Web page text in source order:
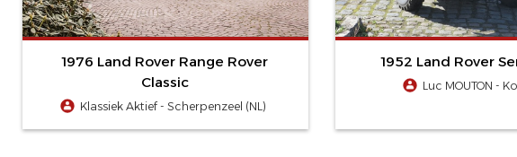
1976 Land Rover Range Rover
Classic
Klassiek Aktief - Scherpenzeel (NL)
1952 Land Rover
Luc MOUTON -